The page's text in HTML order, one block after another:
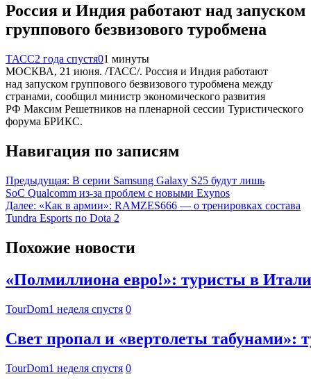
Россия и Индия работают над запуском
группового безвизового туробмена
ТАСС2 года спустя01 минуты
МОСКВА, 21 июня. /ТАСС/. Россия и Индия работают
над запуском группового безвизового туробмена между
странами, сообщил министр экономического развития
РФ Максим Решетников на пленарной сессии Туристического
форума БРИКС.
Навигация по записям
Предыдущая: В серии Samsung Galaxy S25 будут лишь
SoC Qualcomm из-за проблем с новыми Exynos
Далее: «Как в армии»: RAMZES666 — о тренировках состава
Tundra Esports по Dota 2
Похожие новости
«Полмиллиона евро!»: туристы в
TourDom1 неделя спустя 0
Свет пропал и «вертолеты табунами»:
TourDom1 неделя спустя 0